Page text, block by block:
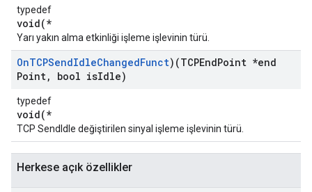
typedef
void(*
Yarı yakın alma etkinliği işleme işlevinin türü.
OnTCPSendIdleChangedFunct)(TCPEndPoint *end
Point, bool isIdle)
typedef
void(*
TCP SendIdle değiştirilen sinyal işleme işlevinin türü.
Herkese açık özellikler